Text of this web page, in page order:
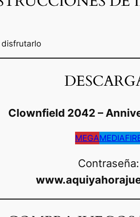
Clownfield 2042 –
MEGA
Contraseña: